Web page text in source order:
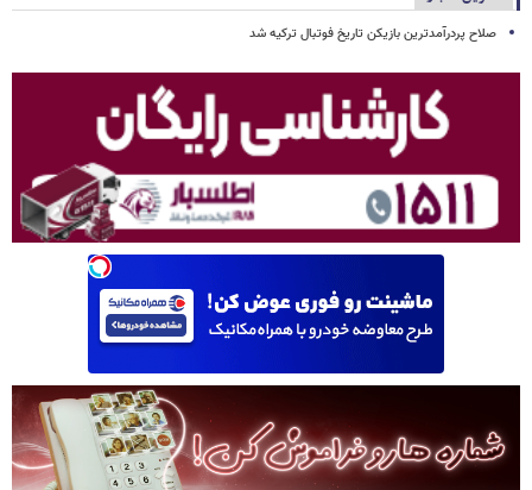
صلاح پردرآمدترین بازیکن تاریخ فوتبال ترکیه شد